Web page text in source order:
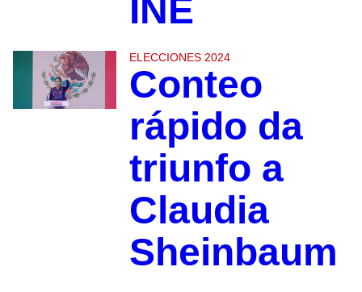
INE
ELECCIONES 2024
Conteo
rápido da
triunfo a
Claudia
Sheinbaum